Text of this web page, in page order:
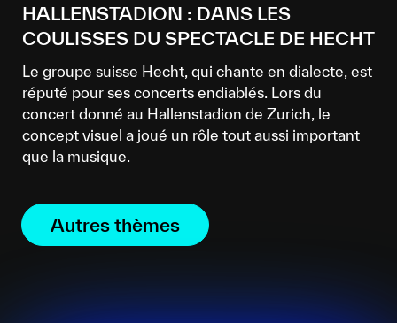
HALLENSTADION : DANS LES
COULISSES DU SPECTACLE DE HECHT
Le groupe suisse Hecht, qui chante en dialecte, est
réputé pour ses concerts endiablés. Lors du
concert donné au Hallenstadion de Zurich, le
concept visuel a joué un rôle tout aussi important
que la musique.
Autres thèmes